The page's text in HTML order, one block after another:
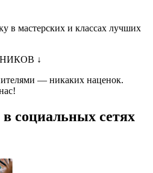
в мастерских и классах лучших
↓
— никаких наценок.
социальных сетях